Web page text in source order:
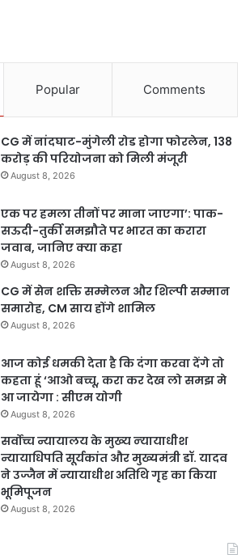
Popular Comments
CG में नांदघाट-मुंगेली रोड होगा फोरलेन, 138
करोड़ की परियोजना को मिली मंजूरी
August 8, 2026
एक पर हमला तीनों पर माना जाएगा’: पाक-
सऊदी-तुर्की समझौते पर भारत का करारा
जवाब, जानिए क्या कहा
August 8, 2026
CG में सेन शक्ति सम्मेलन और शिल्पी सम्मान
समारोह, CM साय होंगे शामिल
August 8, 2026
आज कोई धमकी देता है कि दंगा करवा देंगे तो
कहता हूं ‘आओ बच्चू, करा कर देख लो समझ मे
आ जायेगा : सीएम योगी
August 8, 2026
सर्वोच्च न्यायालय के मुख्‍य न्‍यायाधीश
न्यायाधिपति सूर्यकांत और मुख्यमंत्री डॉ. यादव
ने उज्जैन में न्यायाधीश अतिथि गृह का किया
भूमिपूजन
August 8, 2026